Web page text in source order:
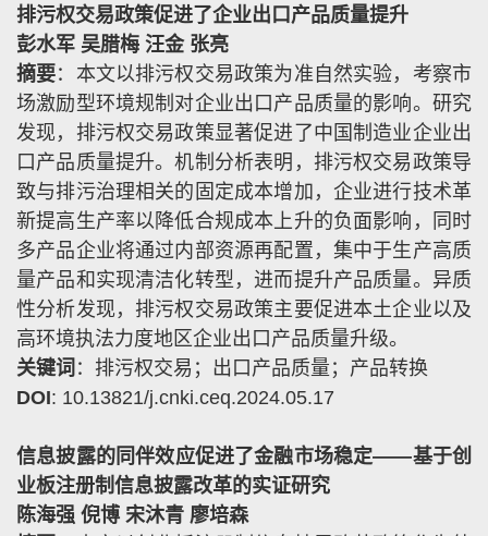
排污权交易政策促进了企业出口产品质量提升
彭水军 吴腊梅 汪金 张亮
摘要：本文以排污权交易政策为准自然实验，考察市
场激励型环境规制对企业出口产品质量的影响。研究
发现，排污权交易政策显著促进了中国制造业企业出
口产品质量提升。机制分析表明，排污权交易政策导
致与排污治理相关的固定成本增加，企业进行技术革
新提高生产率以降低合规成本上升的负面影响，同时
多产品企业将通过内部资源再配置，集中于生产高质
量产品和实现清洁化转型，进而提升产品质量。异质
性分析发现，排污权交易政策主要促进本土企业以及
高环境执法力度地区企业出口产品质量升级。
关键词 ：排污权交易；出口产品质量；产品转换
DOI: 10.13821/j.cnki.ceq.2024.05.17
信息披露的同伴效应促进了金融市场稳定——基于创
业板注册制信息披露改革的实证研究
陈海强 倪博 宋沐青 廖培森